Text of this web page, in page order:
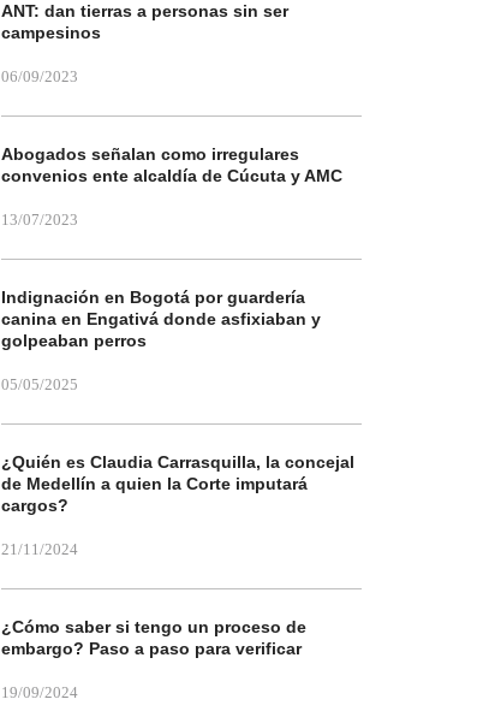
ANT: dan tierras a personas sin ser
campesinos
06/09/2023
Abogados señalan como irregulares
convenios ente alcaldía de Cúcuta y AMC
13/07/2023
Indignación en Bogotá por guardería
canina en Engativá donde asfixiaban y
golpeaban perros
05/05/2025
¿Quién es Claudia Carrasquilla, la concejal
de Medellín a quien la Corte imputará
cargos?
21/11/2024
¿Cómo saber si tengo un proceso de
embargo? Paso a paso para verificar
19/09/2024